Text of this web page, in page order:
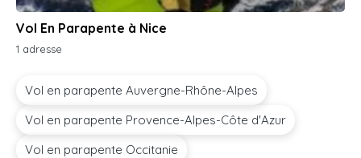
Vol En Parapente à Nice
1 adresse
Vol en parapente Auvergne-Rhône-Alpes
Vol en parapente Provence-Alpes-Côte d'Azur
Vol en parapente Occitanie